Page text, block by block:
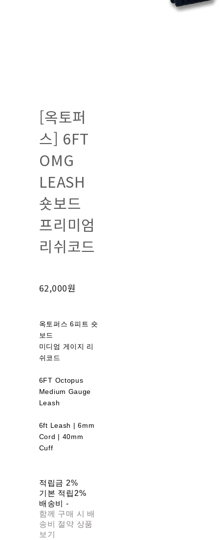
[옥토퍼
스] 6FT
OMG
LEASH
숏보드
프리미엄
리쉬코드
62,000원
옥토퍼스 6피트 숏
보드
미디엄 게이지 리
쉬코드
6FT Octopus
Medium Gauge
Leash
6ft Leash | 6mm
Cord | 40mm
Cuff
적립금 2%
기본 적립 2%
배송비 -
함께 구매 시 배
송비 절약 상품
보기